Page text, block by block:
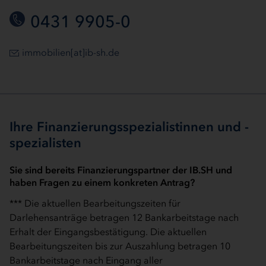
0431 9905-0
immobilien[at]ib-sh.de
Ihre Finanzierungsspezialistinnen und -
spezialisten
Sie sind bereits Finanzierungspartner der IB.SH und
haben Fragen zu einem konkreten Antrag?
*** Die aktuellen Bearbeitungszeiten für
Darlehensanträge betragen 12 Bankarbeitstage nach
Erhalt der Eingangsbestätigung. Die aktuellen
Bearbeitungszeiten bis zur Auszahlung betragen 10
Bankarbeitstage nach Eingang aller